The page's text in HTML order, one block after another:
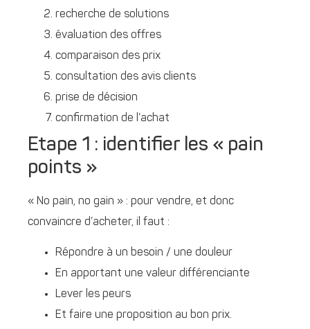
recherche de solutions
évaluation des offres
comparaison des prix
consultation des avis clients
prise de décision
confirmation de l’achat
Etape 1 : identifier les « pain
points »
« No pain, no gain » : pour vendre, et donc
convaincre d’acheter, il faut :
Répondre à un besoin / une douleur
En apportant une valeur différenciante
Lever les peurs
Et faire une proposition au bon prix.